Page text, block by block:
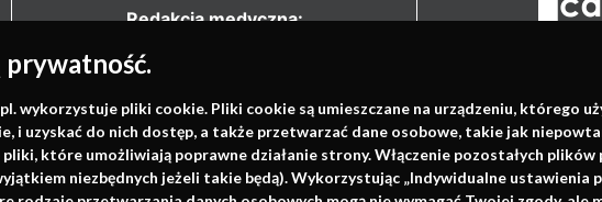
wykorzystuje pliki cookie. Pliki cookie są umieszczane na urządzeniu, którego
i uzyskać do nich dostęp, a także przetwarzać dane osobowe, takie jak
które umożliwiają poprawne działanie strony. Włączenie pozostałych
niezbędnych jeżeli takie będą). Wykorzystując „Indywidualne ustawienia
Redakcja medyczna:
Biuro Zarządu Fundacji:
ul. Rodawska 26
61-312 Poznań